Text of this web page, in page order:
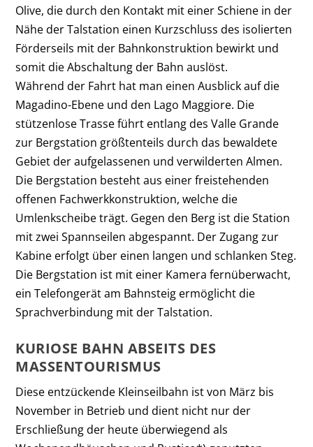
Olive, die durch den Kontakt mit einer Schiene in der
Nähe der Talstation einen Kurzschluss des isolierten
Förderseils mit der Bahnkonstruktion bewirkt und
somit die Abschaltung der Bahn auslöst.
Während der Fahrt hat man einen Ausblick auf die
Magadino-Ebene und den Lago Maggiore. Die
stützenlose Trasse führt entlang des Valle Grande
zur Bergstation größtenteils durch das bewaldete
Gebiet der aufgelassenen und verwilderten Almen.
Die Bergstation besteht aus einer freistehenden
offenen Fachwerkkonstruktion, welche die
Umlenkscheibe trägt. Gegen den Berg ist die Station
mit zwei Spannseilen abgespannt. Der Zugang zur
Kabine erfolgt über einen langen und schlanken Steg.
Die Bergstation ist mit einer Kamera fernüberwacht,
ein Telefongerät am Bahnsteig ermöglicht die
Sprachverbindung mit der Talstation.
KURIOSE BAHN ABSEITS DES
MASSENTOURISMUS
Diese entzückende Kleinseilbahn ist von März bis
November in Betrieb und dient nicht nur der
Erschließung der heute überwiegend als